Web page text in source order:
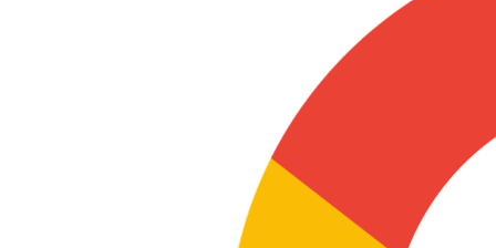
Mundial 2026
La Sole en
Cadena 3